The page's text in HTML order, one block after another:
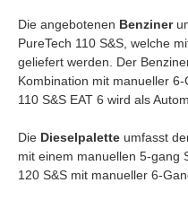
Die angebotenen Benziner
PureTech 110 S&S, welche
geliefert werden. Der
Kombination mit manueller
110 S&S EAT 6 wird als
Die Dieselpalette umfasst
mit einem manuellen 5-gang
120 S&S mit manueller 6-